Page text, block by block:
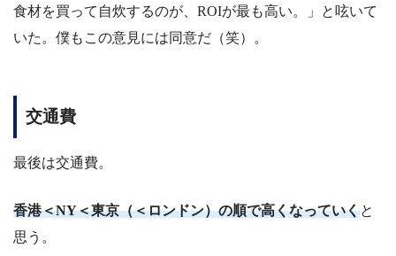
食材を買って自炊するのが、ROIが最も高い。」と呟いて
いた。僕もこの意見には同意だ（笑）。
交通費
最後は交通費。
香港＜NY＜東京（＜ロンドン）の順で高くなっていくと
思う。